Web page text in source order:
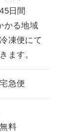
日間
かる地域
凍便にて
ます。
急便
料